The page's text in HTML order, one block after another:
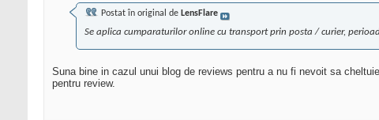
Postat în original de LensFlare
Se aplica cumparaturilor online cu transport prin posta / curier,
Suna bine in cazul unui blog de reviews pentru a nu fi nevoit sa
pentru review.